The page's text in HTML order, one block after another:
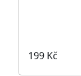
199 Kč